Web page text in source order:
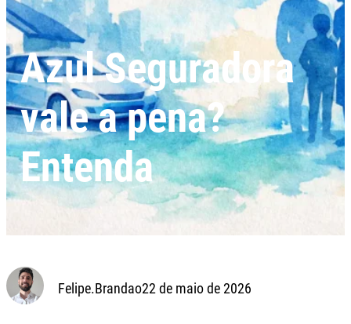
Azul Seguradora
vale a pena?
Entenda
Felipe.Brandao22 de maio de 2026